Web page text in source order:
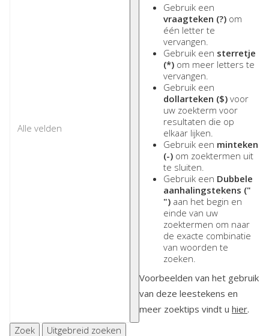
Gebruik een
vraagteken (?) om
één letter te
vervangen.
Gebruik een sterretje
(*) om meer letters te
vervangen.
Gebruik een
dollarteken ($) voor
uw zoekterm voor
resultaten die op
elkaar lijken.
Gebruik een minteken
(-) om zoektermen uit
te sluiten.
Gebruik een Dubbele
aanhalingstekens ("
") aan het begin en
einde van uw
zoektermen om naar
de exacte combinatie
van woorden te
zoeken.
Voorbeelden van het gebruik
van deze leestekens en
meer zoektips vindt u hier.
Zoek
Uitgebreid zoeken